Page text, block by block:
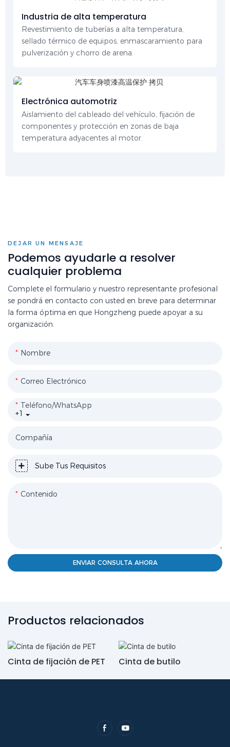
Industria de alta temperatura
Revestimiento de tuberías a alta temperatura,
sellado térmico de equipos, enmascaramiento para
pulverización y chorro de arena.
Electrónica automotriz
Aislamiento del cableado del vehículo, fijación de
componentes y protección en zonas de baja
temperatura adyacentes al motor.
DEJAR UN MENSAJE
Podemos ayudarle a resolver
cualquier problema
Complete el formulario y nuestro representante profesional
se pondrá en contacto con usted en breve para determinar
la forma óptima en que Hongzheng puede apoyar a su
organización.
Nombre
Correo Electrónico
+1
Teléfono/WhatsApp
Compañía
Sube Tus Requisitos
Contenido
ENVIAR CONSULTA AHORA
Productos relacionados
Cinta de fijación de PET Cinta de butilo